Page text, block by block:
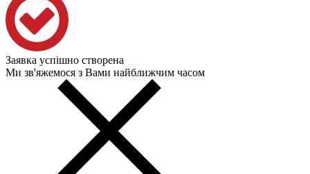
Заявка успішно створена
Ми зв'яжемося з Вами найближчим часом